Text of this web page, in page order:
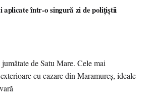
aplicate într-o singură zi de polițiștii